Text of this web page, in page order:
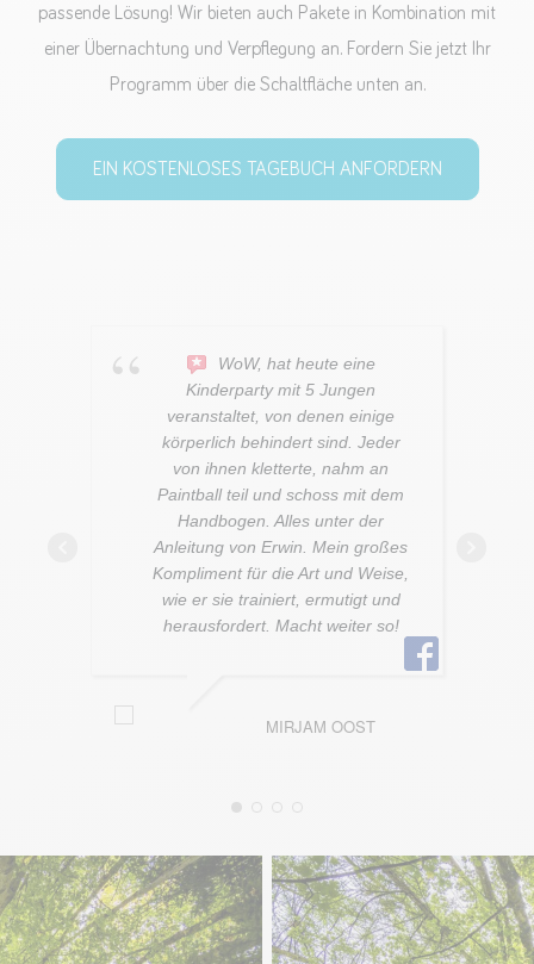
passende Lösung! Wir bieten auch Pakete in Kombination mit
einer Übernachtung und Verpflegung an. Fordern Sie jetzt Ihr
Programm über die Schaltfläche unten an.
EIN KOSTENLOSES TAGEBUCH ANFORDERN
WoW, hat heute eine
Kinderparty mit 5 Jungen
veranstaltet, von denen einige
körperlich behindert sind. Jeder
von ihnen kletterte, nahm an
Paintball teil und schoss mit dem
Handbogen. Alles unter der
Anleitung von Erwin. Mein großes
Kompliment für die Art und Weise,
wie er sie trainiert, ermutigt und
herausfordert. Macht weiter so!
MIRJAM OOST